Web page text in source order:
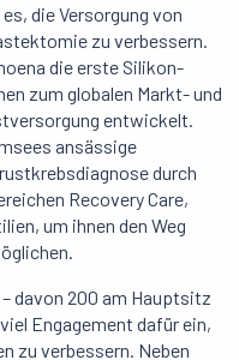
die Versorgung von
zu verbessern.
die erste Silikon-
zum globalen Markt- und
entwickelt.
ansässige
durch
Recovery Care,
um ihnen den Weg
davon 200 am Hauptsitz
Engagement dafür ein,
zu verbessern. Neben